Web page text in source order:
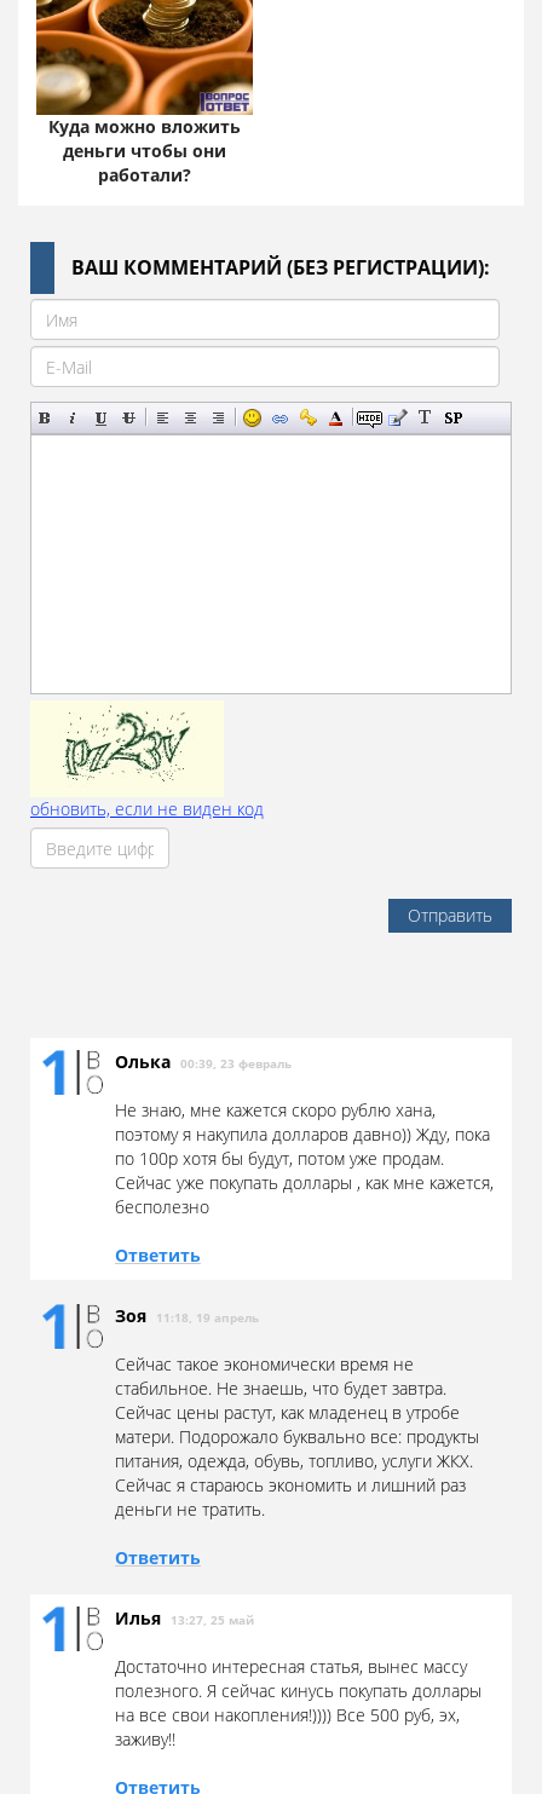
Куда можно вложить
деньги чтобы они
работали?
ВАШ КОММЕНТАРИЙ (БЕЗ РЕГИСТРАЦИИ):
обновить, если не виден код
Отправить
Олька 00:39, 23 февраль
Не знаю, мне кажется скоро рублю хана,
поэтому я накупила долларов давно)) Жду, пока
по 100р хотя бы будут, потом уже продам.
Сейчас уже покупать доллары , как мне кажется,
бесполезно
Ответить
Зоя 11:18, 19 апрель
Сейчас такое экономически время не
стабильное. Не знаешь, что будет завтра.
Сейчас цены растут, как младенец в утробе
матери. Подорожало буквально все: продукты
питания, одежда, обувь, топливо, услуги ЖКХ.
Сейчас я стараюсь экономить и лишний раз
деньги не тратить.
Ответить
Илья 13:27, 25 май
Достаточно интересная статья, вынес массу
полезного. Я сейчас кинусь покупать доллары
на все свои накопления!)))) Все 500 руб, эх,
заживу!!
Ответить